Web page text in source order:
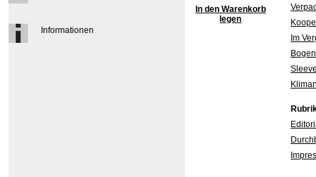
Informationen
In den Warenkorb
legen
Im